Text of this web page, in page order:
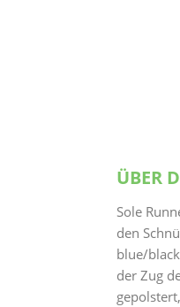
ÜBER
Sole
den
blue/
der Zug